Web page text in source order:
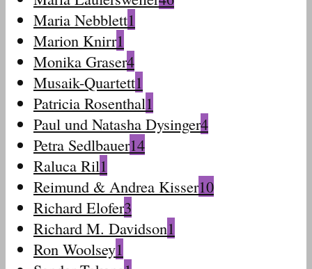
Maria Nebblett1
Marion Knirr1
Monika Graser4
Musaik-Quartett1
Patricia Rosenthal1
Paul und Natasha Dysinger4
Petra Sedlbauer14
Raluca Ril1
Reimund & Andrea Kisser10
Richard Elofer3
Richard M. Davidson1
Ron Woolsey1